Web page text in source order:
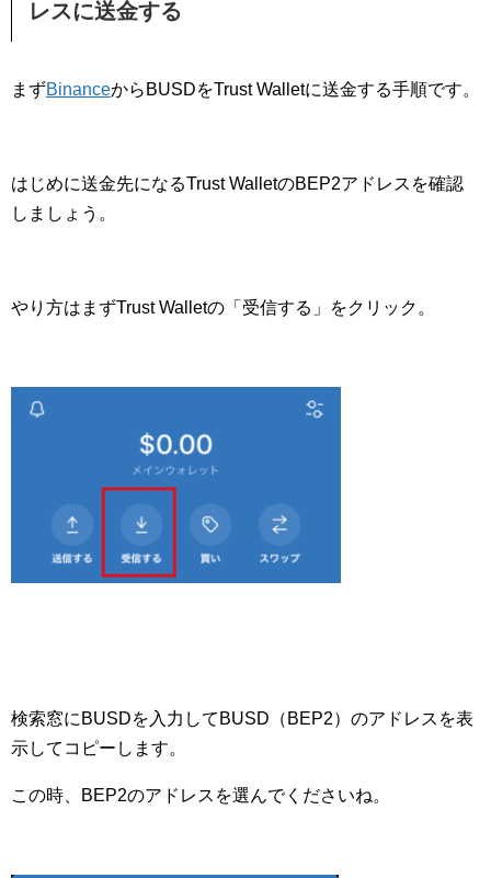
レスに送金する
まずBinanceからBUSDをTrust Walletに送金する手順です。
はじめに送金先になるTrust WalletのBEP2アドレスを確認
しましょう。
やり方はまずTrust Walletの「受信する」をクリック。
検索窓にBUSDを入力してBUSD（BEP2）のアドレスを表
示してコピーします。
この時、BEP2のアドレスを選んでくださいね。